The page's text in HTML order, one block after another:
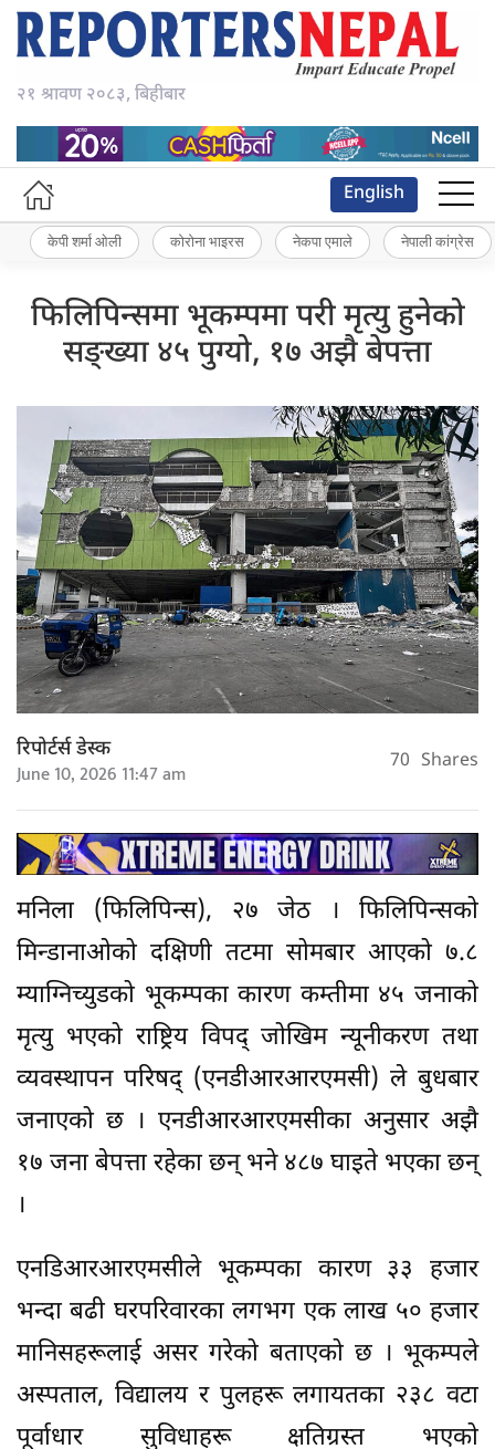
२१ श्रावण २०८३, बिहीबार
English
केपी शर्मा ओली कोरोना भाइरस नेकपा एमाले नेपाली कांग्रेस
फिलिपिन्समा भूकम्पमा परी मृत्यु हुनेको
सङ्ख्या ४५ पुग्यो, १७ अझै बेपत्ता
रिपोर्टर्स डेस्क
June 10, 2026 11:47 am 70 Shares
मनिला (फिलिपिन्स), २७ जेठ । फिलिपिन्सको
मिन्डानाओको दक्षिणी तटमा सोमबार आएको ७.८
म्याग्निच्युडको भूकम्पका कारण कम्तीमा ४५ जनाको
मृत्यु भएको राष्ट्रिय विपद् जोखिम न्यूनीकरण तथा
व्यवस्थापन परिषद् (एनडीआरआरएमसी) ले बुधबार
जनाएको छ । एनडीआरआरएमसीका अनुसार अझै
१७ जना बेपत्ता रहेका छन् भने ४८७ घाइते भएका छन्
।
एनडिआरआरएमसीले भूकम्पका कारण ३३ हजार
भन्दा बढी घरपरिवारका लगभग एक लाख ५० हजार
मानिसहरूलाई असर गरेको बताएको छ । भूकम्पले
अस्पताल, विद्यालय र पुलहरू लगायतका २३८ वटा
पूर्वाधार सुविधाहरू क्षतिग्रस्त भएको